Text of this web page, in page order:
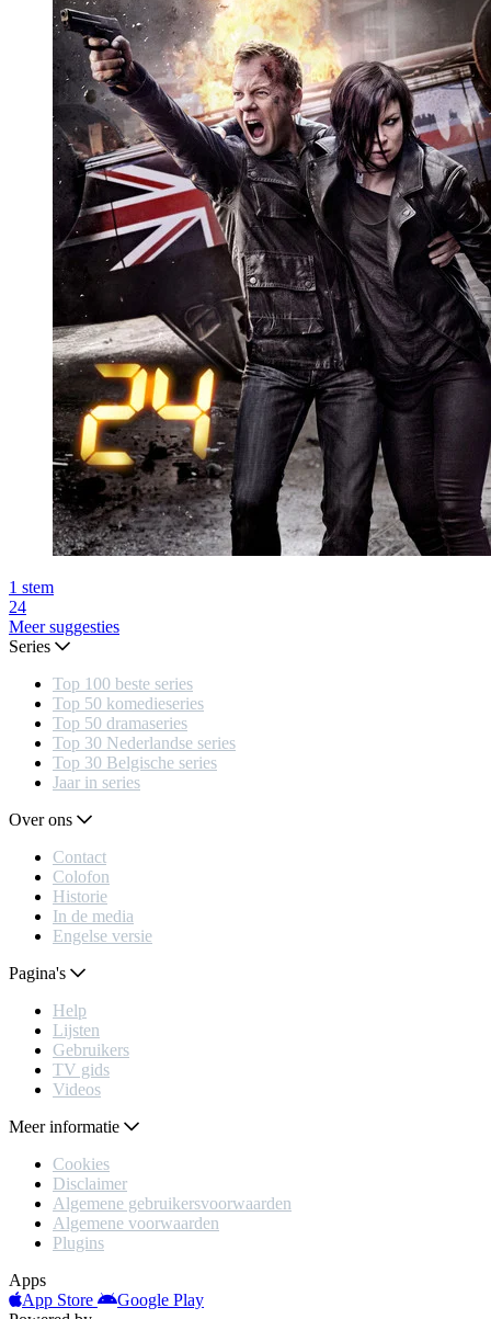
1 stem
24
Meer suggesties
Series
Top 100 beste series
Top 50 komedieseries
Top 50 dramaseries
Top 30 Nederlandse series
Top 30 Belgische series
Jaar in series
Over ons
Contact
Colofon
Historie
In de media
Engelse versie
Pagina's
Help
Lijsten
Gebruikers
TV gids
Videos
Meer informatie
Cookies
Disclaimer
Algemene gebruikersvoorwaarden
Algemene voorwaarden
Plugins
Apps
App Store
Google Play